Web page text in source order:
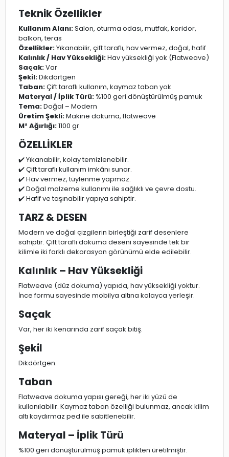
Teknik Özellikler
Kullanım Alanı:Salon, oturma odası, mutfak, koridor,
balkon, teras
Özellikler:Yıkanabilir, çift taraflı, hav vermez, doğal, hafif
Kalınlık / Hav Yüksekliği:Hav yüksekliği yok (Flatweave)
Saçak:Var
Şekil:Dikdörtgen
Taban:Çift taraflı kullanım, kaymaz taban yok
Materyal / İplik Türü: %100 geri dönüştürülmüş pamuk
Tema:Doğal – Modern
Üretim Şekli:Makine dokuma, flatweave
M² Ağırlığı:1100 gr
ÖZELLİKLER
✔️ Yıkanabilir, kolay temizlenebilir.
✔️ Çift taraflı kullanım imkânı sunar.
✔️ Hav vermez, tüylenme yapmaz.
✔️ Doğal malzeme kullanımı ile sağlıklı ve çevre dostu.
✔️ Hafif ve taşınabilir yapıya sahiptir.
TARZ & DESEN
Modern ve doğal çizgilerin birleştiği zarif desenlere
sahiptir. Çift taraflı dokuma deseni sayesinde tek bir
kilimle iki farklı dekorasyon görünümü elde edilebilir.
Kalınlık – Hav Yüksekliği
Flatweave (düz dokuma) yapıda, hav yüksekliği yoktur.
İnce formu sayesinde mobilya altına kolayca yerleşir.
Saçak
Var, her iki kenarında zarif saçak bitiş.
Şekil
Dikdörtgen.
Taban
Flatweave dokuma yapısı gereği, her iki yüzü de
kullanılabilir. Kaymaz taban özelliği bulunmaz, ancak kilim
altı kaydırmaz ped ile sabitlenebilir.
Materyal – İplik Türü
%100 geri dönüştürülmüş pamuk iplikten üretilmiştir.